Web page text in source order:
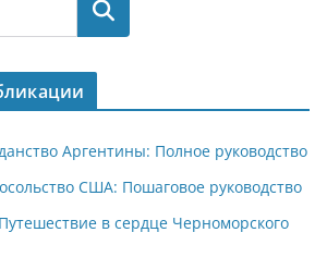
o
kl
a
ss
ni
ki
п
р
в
и
т
ь
Поиск
Аргентины: Полное руководство
США: Пошаговое руководство
в сердце Черноморского